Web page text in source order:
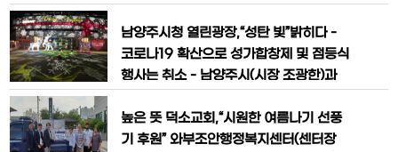
울성락교회 김기동 목사가 항소심에서 형
을 절반으로 감형받았다.서울고법 형사7
부(성수제 양진수 배정현 부장판사)는 17
위반(배임·횡령) 등 혐의로 기소된 김 목
사의 항소심에서 징역 3년을 선고한 원심
남양주시청 열린광장,“성탄 빛”밝히다 -
코로나19 확산으로 성가합창제 및 점등식
행사는 취소 - 남양주시(시장 조광한)과
는 지난 5일 다가오는 크리스마스를 축하
하는「성탄의 빛」(기획 : 한강뮤지엄) 을 시
높은 뜻 덕소교회,“시원한 여름나기 선풍
기 후원” 와부조안행정복지센터(센터장